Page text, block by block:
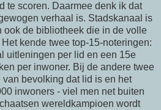
te scoren. Daarmee denk ik dat
verhaal is. Stadskanaal is
ook de bibliotheek die in de volle
kende twee top-15-noteringen:
uitleningen per lid en een 15e
per inwoner. Bij de andere twee
bevolking dat lid is en het
inwoners - viel men net buiten
wereldkampioen wordt